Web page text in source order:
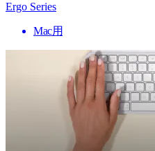
Ergo Series
Mac用